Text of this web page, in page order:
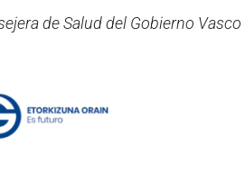
de Salud del Gobierno Vasco